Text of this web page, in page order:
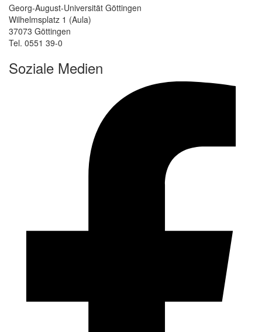
Georg-August-Universität Göttingen
Wilhelmsplatz 1 (Aula)
37073 Göttingen
Tel. 0551 39-0
Soziale Medien